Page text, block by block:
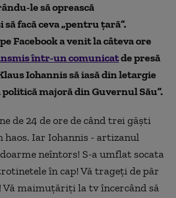
le să oprească
facă ceva „pentru țară”.
Facebook a venit la câteva ore
într-un comunicatde presă
Iohannis să iasă din letargie
politică majoră din Guvernul Său”.
de 24 de ore de când trei găști
haos. Iar Iohannis - artizanul
neîntors! S-a umflat socata
în cap! Vă trageți de păr
Vă maimuțăriți la tv încercând să